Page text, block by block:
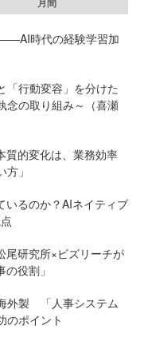
時代の経験学習加
「行動変容」を分けた
念の取り組み～（喜瀬
質的変化は、業務効率
」
いるのか？AIネイティブ
尾研究所×ビズリーチが
役割」
外製 「人事システム
のポイント